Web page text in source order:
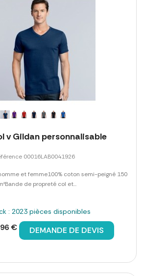
v Gildan personnalisable
00016LAB0041926
et femme100% coton semi-peigné 150
de propreté col et...
: 2023 pièces disponibles
€ DEMANDE DE DEVIS